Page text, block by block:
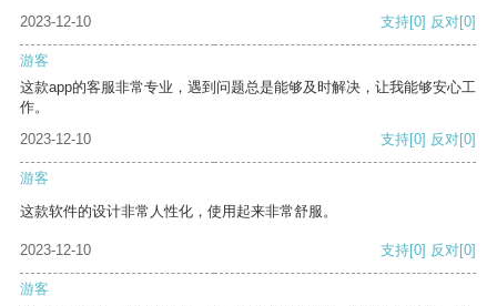
2023-12-10 支持[0] 反对[0]
游客
这款app的客服非常专业，遇到问题总是能够及时解决，让我能够安心工
作。
2023-12-10
支持[0] 反对[0]
游客
这款软件的设计非常人性化，使用起来非常舒服。
2023-12-10 支持[0] 反对[0]
游客